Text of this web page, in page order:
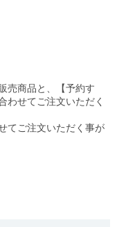
売商品と、【予約す
わせてご注文いただく
てご注文いただく事が